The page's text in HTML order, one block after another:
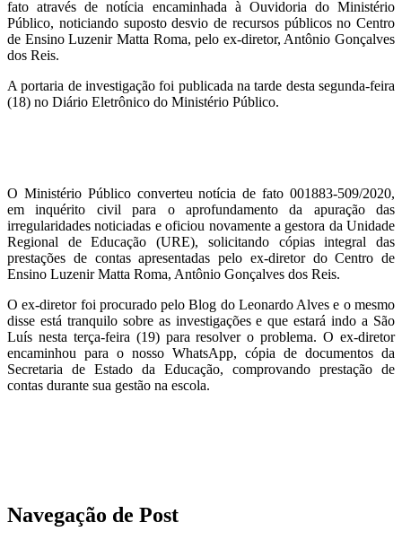
fato através de notícia encaminhada à Ouvidoria do Ministério
Público, noticiando suposto desvio de recursos públicos no Centro
de Ensino Luzenir Matta Roma, pelo ex-diretor, Antônio Gonçalves
dos Reis.
A portaria de investigação foi publicada na tarde desta segunda-feira
(18) no Diário Eletrônico do Ministério Público.
O Ministério Público converteu notícia de fato 001883-509/2020,
em inquérito civil para o aprofundamento da apuração das
irregularidades noticiadas e oficiou novamente a gestora da Unidade
Regional de Educação (URE), solicitando cópias integral das
prestações de contas apresentadas pelo ex-diretor do Centro de
Ensino Luzenir Matta Roma, Antônio Gonçalves dos Reis.
O ex-diretor foi procurado pelo Blog do Leonardo Alves e o mesmo
disse está tranquilo sobre as investigações e que estará indo a São
Luís nesta terça-feira (19) para resolver o problema. O ex-diretor
encaminhou para o nosso WhatsApp, cópia de documentos da
Secretaria de Estado da Educação, comprovando prestação de
contas durante sua gestão na escola.
Navegação de Post